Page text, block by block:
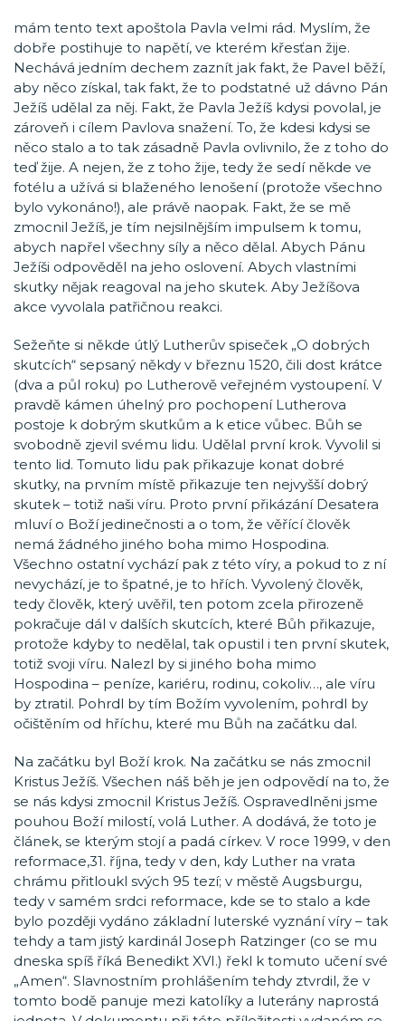
mám tento text apoštola Pavla velmi rád. Myslím, že
dobře postihuje to napětí, ve kterém křesťan žije.
Nechává jedním dechem zaznít jak fakt, že Pavel běží,
aby něco získal, tak fakt, že to podstatné už dávno Pán
Ježíš udělal za něj. Fakt, že Pavla Ježíš kdysi povolal, je
zároveň i cílem Pavlova snažení. To, že kdesi kdysi se
něco stalo a to tak zásadně Pavla ovlivnilo, že z toho do
teď žije. A nejen, že z toho žije, tedy že sedí někde ve
fotélu a užívá si blaženého lenošení (protože všechno
bylo vykonáno!), ale právě naopak. Fakt, že se mě
zmocnil Ježíš, je tím nejsilnějším impulsem k tomu,
abych napřel všechny síly a něco dělal. Abych Pánu
Ježíši odpověděl na jeho oslovení. Abych vlastními
skutky nějak reagoval na jeho skutek. Aby Ježíšova
akce vyvolala patřičnou reakci.
Sežeňte si někde útlý Lutherův spiseček „O dobrých
skutcích“ sepsaný někdy v březnu 1520, čili dost krátce
(dva a půl roku) po Lutherově veřejném vystoupení. V
pravdě kámen úhelný pro pochopení Lutherova
postoje k dobrým skutkům a k etice vůbec. Bůh se
svobodně zjevil svému lidu. Udělal první krok. Vyvolil si
tento lid. Tomuto lidu pak přikazuje konat dobré
skutky, na prvním místě přikazuje ten nejvyšší dobrý
skutek – totiž naši víru. Proto první přikázání Desatera
mluví o Boží jedinečnosti a o tom, že věřící člověk
nemá žádného jiného boha mimo Hospodina.
Všechno ostatní vychází pak z této víry, a pokud to z ní
nevychází, je to špatné, je to hřích. Vyvolený člověk,
tedy člověk, který uvěřil, ten potom zcela přirozeně
pokračuje dál v dalších skutcích, které Bůh přikazuje,
protože kdyby to nedělal, tak opustil i ten první skutek,
totiž svoji víru. Nalezl by si jiného boha mimo
Hospodina – peníze, kariéru, rodinu, cokoliv…, ale víru
by ztratil. Pohrdl by tím Božím vyvolením, pohrdl by
očištěním od hříchu, které mu Bůh na začátku dal.
Na začátku byl Boží krok. Na začátku se nás zmocnil
Kristus Ježíš. Všechen náš běh je jen odpovědí na to, že
se nás kdysi zmocnil Kristus Ježíš. Ospravedlněni jsme
pouhou Boží milostí, volá Luther. A dodává, že toto je
článek, se kterým stojí a padá církev. V roce 1999, v den
reformace,31. října, tedy v den, kdy Luther na vrata
chrámu přitloukl svých 95 tezí; v městě Augsburgu,
tedy v samém srdci reformace, kde se to stalo a kde
bylo později vydáno základní luterské vyznání víry – tak
tehdy a tam jistý kardinál Joseph Ratzinger (co se mu
dneska spíš říká Benedikt XVI.) řekl k tomuto učení své
„Amen“. Slavnostním prohlášením tehdy ztvrdil, že v
tomto bodě panuje mezi katolíky a luterány naprostá